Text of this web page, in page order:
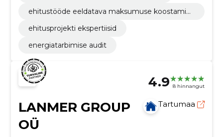
ehitustööde eeldatava maksumuse koostamin
ehitusprojekti ekspertiisid
energiatarbimise audit
4.9 8 hinnangut
LANMER GROUP
OÜ
Tartumaa